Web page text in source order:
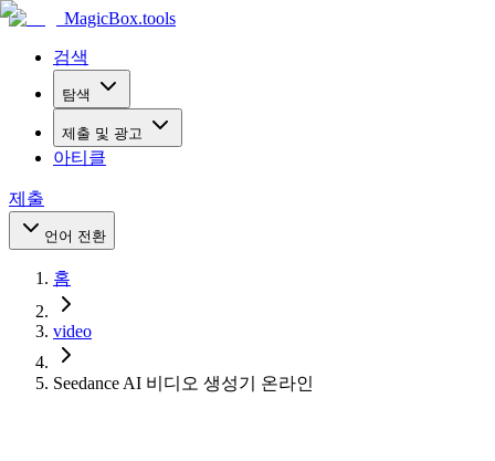
MagicBox.tools
검색
탐색
제출 및 광고
아티클
제출
언어 전환
홈
video
Seedance AI 비디오 생성기 온라인